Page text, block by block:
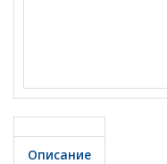
Описание